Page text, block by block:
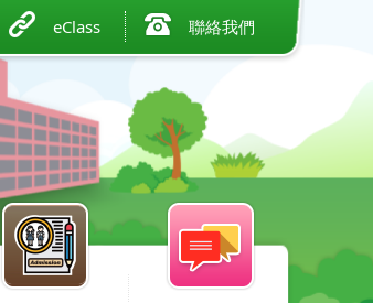
eClass 聯絡我們